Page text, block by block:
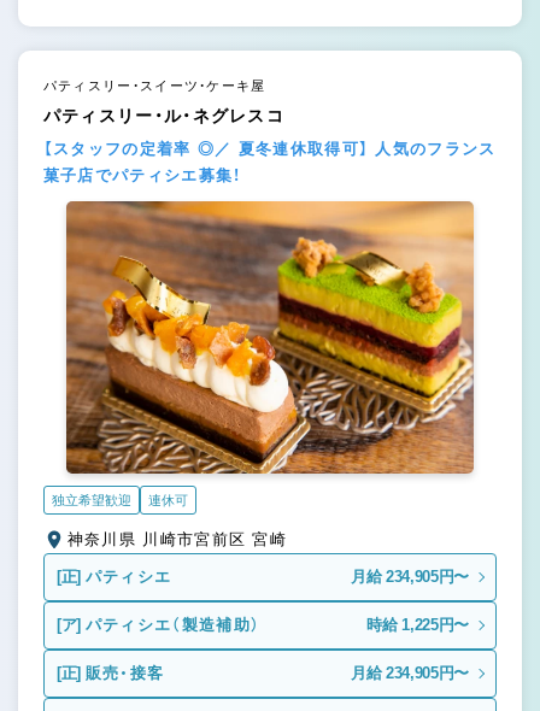
パティスリー・スイーツ・ケーキ屋
パティスリー・ル・ネグレスコ
【スタッフの定着率 ◎／ 夏冬連休取得可】 人気のフランス
菓子店でパティシエ募集！
独立希望歓迎 連休可
神奈川県 川崎市宮前区 宮崎
[正] パティシエ 月給 234,905円〜
[ア] パティシエ（製造補助） 時給 1,225円〜
[正] 販売・接客 月給 234,905円〜